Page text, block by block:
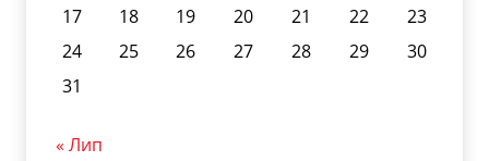
17
18 19 20 21 22
23
24
25 26 27 28 29
30
31
« Лип